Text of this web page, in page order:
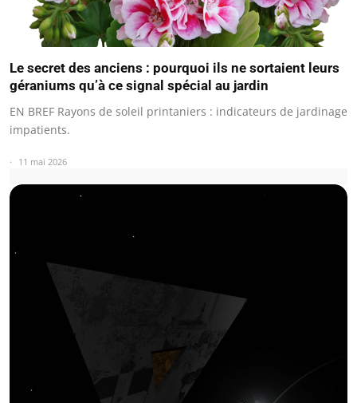
Le secret des anciens : pourquoi ils ne sortaient leurs
géraniums qu’à ce signal spécial au jardin
EN BREF Rayons de soleil printaniers : indicateurs de jardinage
impatients.
11 mai 2026